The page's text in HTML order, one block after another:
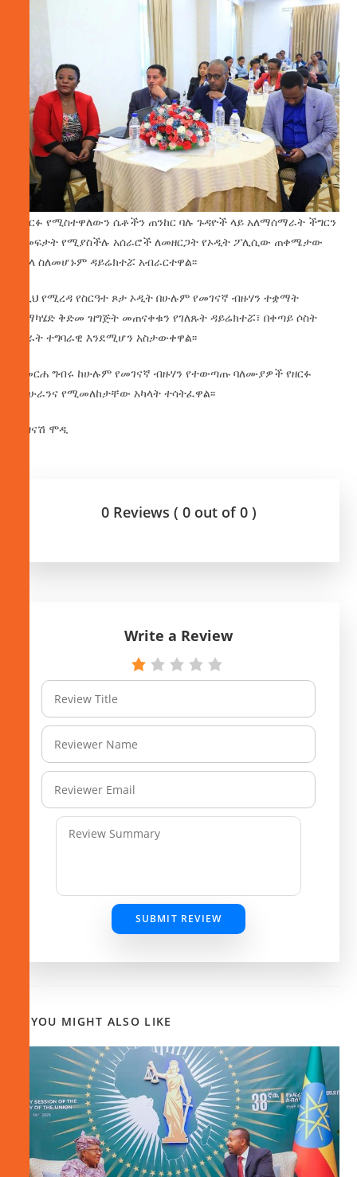
በዘርፉ የሚስተዋለውን ሴቶችን ጠንከር ባሉ ጉዳዮች ላይ አለማሰማራት ችግርን
ለመፍታት የሚያስችሉ አሰራሮች ለመዘርጋት የኦዲት ፖሊሲው ጠቀሜታው
የጎላ ስለመሆኑም ዳይሬክተሯ አብራርተዋል፡፡
ለዚህ የሚረዳ የስርዓተ ጾታ ኦዲት በሁሉም የመገናኛ ብዙሃን ተቋማት
ለማካሄድ ቅድመ ዝግጅት መጠናቀቁን የገለጹት ዳይሬክተሯ፣ በቀጣይ ሶስት
ወራት ተግባራዊ እንደሚሆን አስታውቀዋል፡፡
በመርሐ ግብሩ ከሁሉም የመገናኛ ብዙሃን የተውጣጡ ባለሙያዎች የዘርፉ
ምሁራንና የሚመለከታቸው አካላት ተሳትፈዋል፡፡
በዝናሽ ሞዲ
0 Reviews ( 0 out of 0 )
Write a Review
SUBMIT REVIEW
YOU MIGHT ALSO LIKE